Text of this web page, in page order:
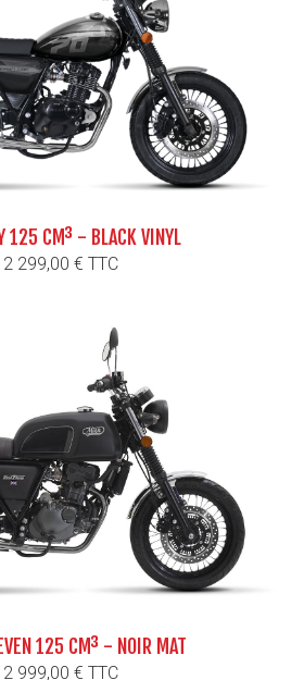
125 CM³ - BLACK VINYL
Prix
2 299,00 € TTC
125 CM³ - NOIR MAT
Prix
2 999,00 € TTC